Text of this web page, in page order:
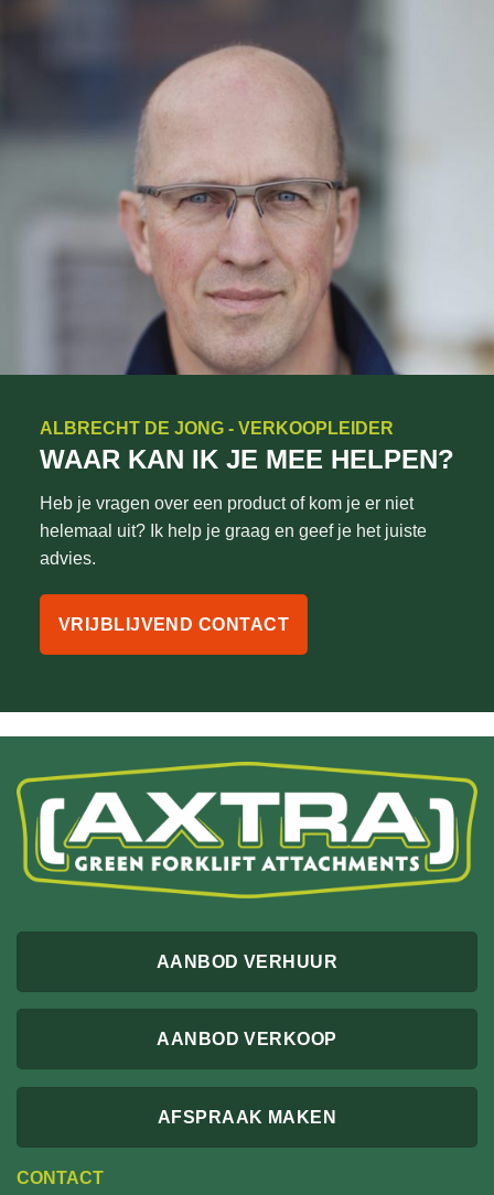
ALBRECHT DE JONG - VERKOOPLEIDER
WAAR KAN IK JE MEE HELPEN?
Heb je vragen over een product of kom je er niet
helemaal uit? Ik help je graag en geef je het juiste
advies.
VRIJBLIJVEND CONTACT
AANBOD VERHUUR
AANBOD VERKOOP
AFSPRAAK MAKEN
CONTACT